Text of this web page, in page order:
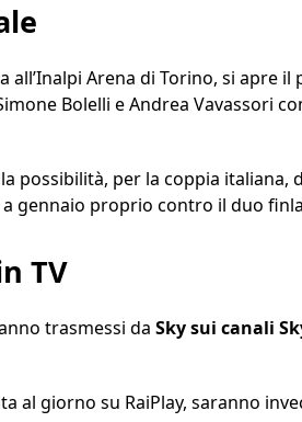
Arena di Torino, si apre
Bolelli e Andrea Vavassori
possibilità, per la coppia
gennaio proprio contro il duo
TV
trasmessi da Sky sui canali
al giorno su RaiPlay, saranno